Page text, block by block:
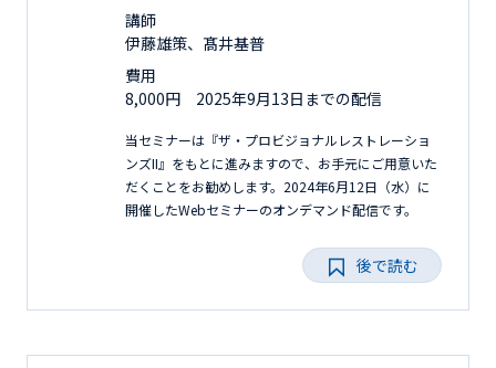
講師
伊藤雄策、髙井基普
費用
8,000円 2025年9月13日までの配信
当セミナーは『ザ・プロビジョナルレストレーショ
ンズII』をもとに進みますので、お手元にご用意いた
だくことをお勧めします。2024年6月12日（水）に
開催したWebセミナーのオンデマンド配信です。
後で読む